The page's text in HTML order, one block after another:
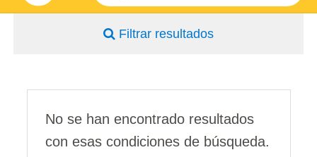
NOSOTROS
PRECIOS
Filtrar resultados
No se han encontrado resultados
con esas condiciones de búsqueda.